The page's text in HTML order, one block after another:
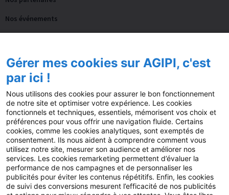
Nos événements
Actualités
Blog
Guides
Fil AGIPI
L’actu pro de la semaine
Presse
FAQ
Gérer mes cookies sur AGIPI, c'est
par ici !
Nous utilisons des cookies pour assurer le bon fonctionnement
de notre site et optimiser votre expérience. Les cookies
fonctionnels et techniques, essentiels, mémorisent vos choix et
préférences pour vous offrir une navigation fluide. Certains
cookies, comme les cookies analytiques, sont exemptés de
consentement. Ils nous aident à comprendre comment vous
utilisez notre site, mesurer son audience et améliorer nos
services. Les cookies remarketing permettent d’évaluer la
performance de nos campagnes et de personnaliser les
publicités pour éviter les contenus répétitifs. Enfin, les cookies
de suivi des conversions mesurent l’efficacité de nos publicités